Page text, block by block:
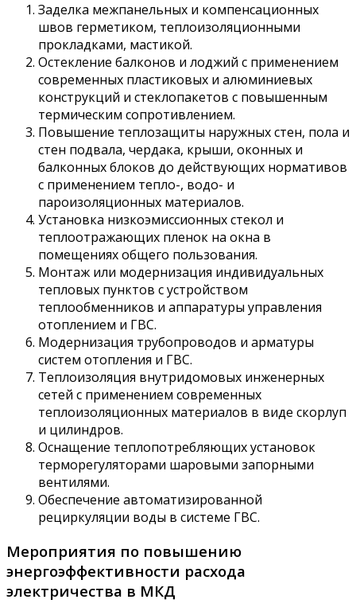
Заделка межпанельных и компенсационных
швов герметиком, теплоизоляционными
прокладками, мастикой.
Остекление балконов и лоджий с применением
современных пластиковых и алюминиевых
конструкций и стеклопакетов с повышенным
термическим сопротивлением.
Повышение теплозащиты наружных стен, пола и
стен подвала, чердака, крыши, оконных и
балконных блоков до действующих нормативов
с применением тепло-, водо- и
пароизоляционных материалов.
Установка низкоэмиссионных стекол и
теплоотражающих пленок на окна в
помещениях общего пользования.
Монтаж или модернизация индивидуальных
тепловых пунктов с устройством
теплообменников и аппаратуры управления
отоплением и ГВС.
Модернизация трубопроводов и арматуры
систем отопления и ГВС.
Теплоизоляция внутридомовых инженерных
сетей с применением современных
теплоизоляционных материалов в виде скорлуп
и цилиндров.
Оснащение теплопотребляющих установок
терморегуляторами шаровыми запорными
вентилями.
Обеспечение автоматизированной
рециркуляции воды в системе ГВС.
Мероприятия по повышению
энергоэффективности расхода
электричества в МКД